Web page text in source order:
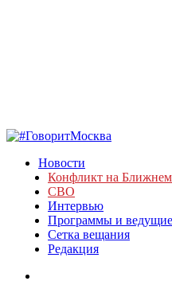
Новости
Конфликт на
СВО
Интервью
Программы и ведущие
Сетка вещания
Редакция